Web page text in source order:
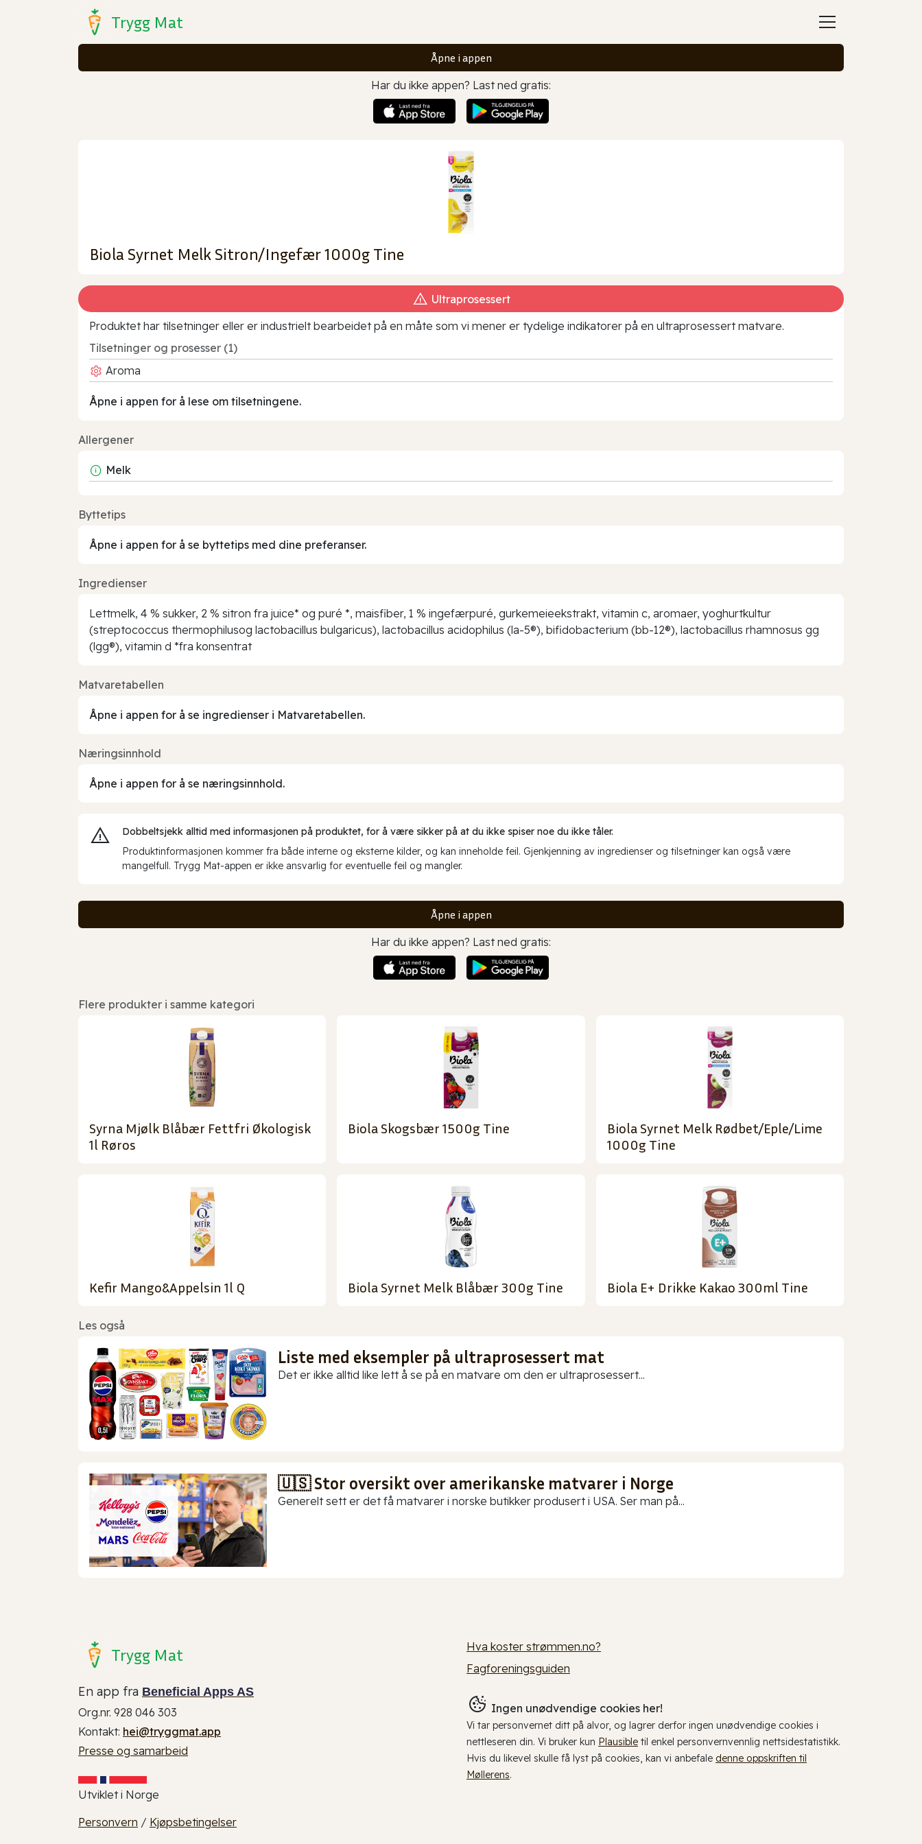
Trygg Mat
Åpne i appen
Har du ikke appen? Last ned gratis:
Biola Syrnet Melk Sitron/Ingefær 1000g Tine
Ultraprosessert
Produktet har tilsetninger eller er industrielt bearbeidet på en måte som vi mener er tydelige indikatorer på en ultraprosessert matvare.
Tilsetninger og prosesser (1)
Aroma
Åpne i appen for å lese om tilsetningene.
Allergener
Melk
Byttetips
Åpne i appen for å se byttetips med dine preferanser.
Ingredienser
Lettmelk, 4 % sukker, 2 % sitron fra juice* og puré *, maisfiber, 1 % ingefærpuré, gurkemeieekstrakt, vitamin c, aromaer, yoghurtkultur
(streptococcus thermophilusog lactobacillus bulgaricus), lactobacillus acidophilus (la-5®), bifidobacterium (bb-12®), lactobacillus rhamnosus gg
(lgg®), vitamin d *fra konsentrat
Matvaretabellen
Åpne i appen for å se ingredienser i Matvaretabellen.
Næringsinnhold
Åpne i appen for å se næringsinnhold.
Dobbeltsjekk alltid med informasjonen på produktet, for å være sikker på at du ikke spiser noe du ikke tåler.
Produktinformasjonen kommer fra både interne og eksterne kilder, og kan inneholde feil. Gjenkjenning av ingredienser og tilsetninger kan også være
mangelfull. Trygg Mat-appen er ikke ansvarlig for eventuelle feil og mangler.
Åpne i appen
Har du ikke appen? Last ned gratis:
Flere produkter i samme kategori
Syrna Mjølk Blåbær Fettfri Økologisk
1l Røros
Biola Skogsbær 1500g Tine
Biola Syrnet Melk Rødbet/Eple/Lime
1000g Tine
Kefir Mango&Appelsin 1l Q Biola Syrnet Melk Blåbær 300g Tine Biola E+ Drikke Kakao 300ml Tine
Les også
Liste med eksempler på ultraprosessert mat
Det er ikke alltid like lett å se på en matvare om den er ultraprosessert...
🇺🇸 Stor oversikt over amerikanske matvarer i Norge
Generelt sett er det få matvarer i norske butikker produsert i USA. Ser man på...
Trygg Mat
En app fra Beneficial Apps AS
Org.nr. 928 046 303
Kontakt: hei@tryggmat.app
Presse og samarbeid
Utviklet i Norge
Personvern / Kjøpsbetingelser
Hva koster strømmen.no?
Fagforeningsguiden
Ingen unødvendige cookies her!
Vi tar personvernet ditt på alvor, og lagrer derfor ingen unødvendige cookies i
nettleseren din. Vi bruker kun Plausible til enkel personvernvennlig nettsidestatistikk.
Hvis du likevel skulle få lyst på cookies, kan vi anbefale denne oppskriften til
Møllerens.